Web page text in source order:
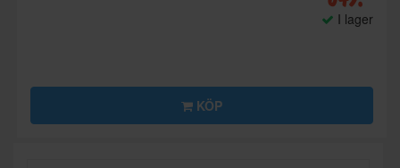
I lager
KÖP